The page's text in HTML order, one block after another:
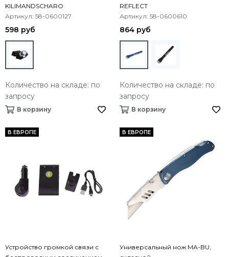
KILIMANDSCHARO
Артикул: 58-0600127
598 руб
Количество на складе: по
запросу
В корзину
REFLECT
Артикул: 58-0600610
864 руб
Количество на складе: по
запросу
В корзину
В ЕВРОПЕ
Устройство громкой связи с
В ЕВРОПЕ
Универсальный нож MA-BU,